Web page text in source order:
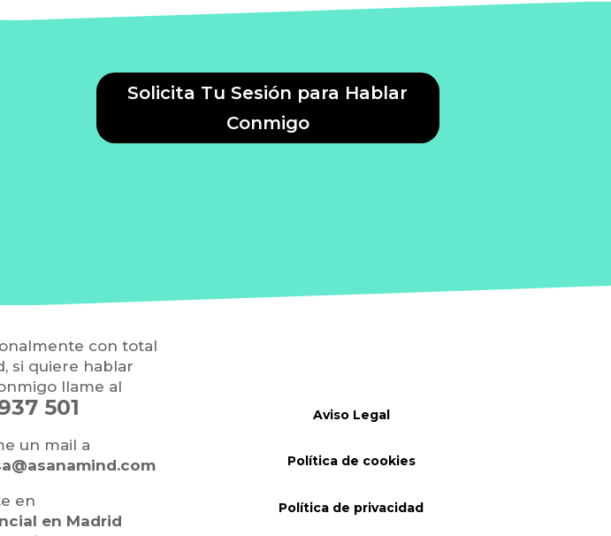
Solicita Tu Sesión para Hablar
Conmigo
con total
si quiere hablar
llame al
501
un mail a
en
en Madrid
Aviso Legal
Política de cookies
Política de privacidad